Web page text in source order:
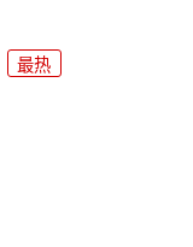
最热